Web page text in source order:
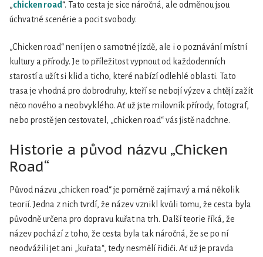
„chicken road“. Tato cesta je sice náročná, ale odměnou jsou
úchvatné scenérie a pocit svobody.
„Chicken road“ není jen o samotné jízdě, ale i o poznávání místní
kultury a přírody. Je to příležitost vypnout od každodenních
starostí a užít si klid a ticho, které nabízí odlehlé oblasti. Tato
trasa je vhodná pro dobrodruhy, kteří se nebojí výzev a chtějí zažít
něco nového a neobvyklého. Ať už jste milovník přírody, fotograf,
nebo prostě jen cestovatel, „chicken road“ vás jistě nadchne.
Historie a původ názvu „Chicken
Road“
Původ názvu „chicken road“ je poměrně zajímavý a má několik
teorií. Jedna z nich tvrdí, že název vznikl kvůli tomu, že cesta byla
původně určena pro dopravu kuřat na trh. Další teorie říká, že
název pochází z toho, že cesta byla tak náročná, že se po ní
neodvážili jet ani „kuřata“, tedy nesmělí řidiči. Ať už je pravda